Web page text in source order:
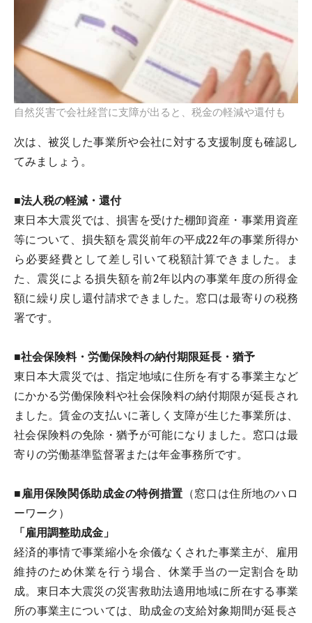
自然災害で会社経営に支障が出ると、税金の軽減や還付も
次は、被災した事業所や会社に対する支援制度も確認し
てみましょう。
■法人税の軽減・還付
東日本大震災では、損害を受けた棚卸資産・事業用資産
等について、損失額を震災前年の平成22年の事業所得か
ら必要経費として差し引いて税額計算できました。ま
た、震災による損失額を前2年以内の事業年度の所得金
額に繰り戻し還付請求できました。窓口は最寄りの税務
署です。
■社会保険料・労働保険料の納付期限延長・猶予
東日本大震災では、指定地域に住所を有する事業主など
にかかる労働保険料や社会保険料の納付期限が延長され
ました。賃金の支払いに著しく支障が生じた事業所は、
社会保険料の免除・猶予が可能になりました。窓口は最
寄りの労働基準監督署または年金事務所です。
■雇用保険関係助成金の特例措置 （窓口は住所地のハロ
ーワーク）
「雇用調整助成金」
経済的事情で事業縮小を余儀なくされた事業主が、雇用
維持のため休業を行う場合、休業手当の一定割合を助
成。東日本大震災の災害救助法適用地域に所在する事業
所の事業主については、助成金の支給対象期間が延長さ